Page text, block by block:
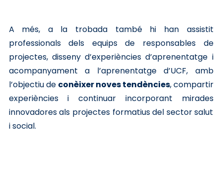
A més, a la trobada també hi han assistit
professionals dels equips de responsables de
projectes, disseny d’experiències d’aprenentatge i
acompanyament a l’aprenentatge d’UCF, amb
l’objectiu de conèixer noves tendències, compartir
experiències i continuar incorporant mirades
innovadores als projectes formatius del sector salut
i social.